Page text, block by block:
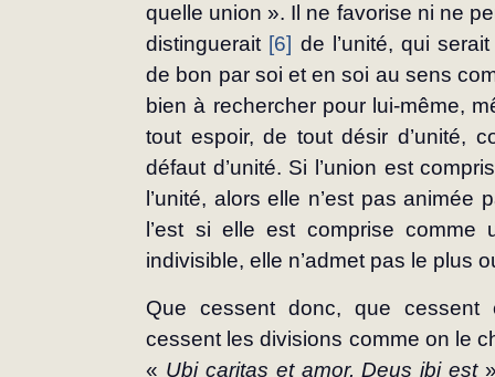
quelle union ». Il ne favorise ni ne
distinguerait [6] de l’unité, qui
de bon par soi et en soi au sens
bien à rechercher pour lui-même,
tout espoir, de tout désir d’unité,
défaut d’unité. Si l’union est
l’unité, alors elle n’est pas animée
l’est si elle est comprise comme
indivisible, elle n’admet pas le plus
Que cessent donc, que cessent
cessent les divisions comme on le
« Ubi caritas et amor, Deus ibi est